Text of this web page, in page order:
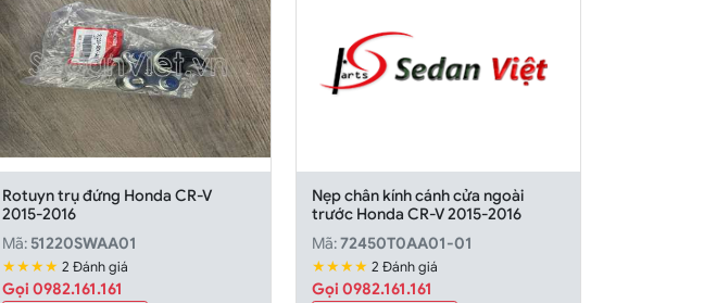
Rotuyn trụ đứng Honda CR-V
2015-2016
Mã: 51220SWAA01
★★★★ 2 Đánh giá
Gọi 0982.161.161
Nẹp chân kính cánh cửa ngoài
trước Honda CR-V 2015-2016
Mã:72450T0AA01-01
★★★★ 2 Đánh giá
Gọi 0982.161.161